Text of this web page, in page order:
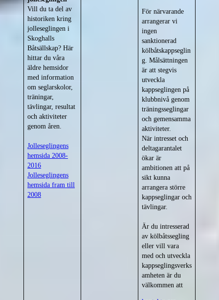
Vill du ta del av
historiken kring
jolleseglingen i
Skoghalls
Båtsällskap? Här
hittar du våra
äldre hemsidor
med information
om seglarskolor,
träningar,
tävlingar, resultat
och aktiviteter
genom åren.
Jolleseglingens
hemsida 2008-
2016
Jolleseglingens
hemsida fram till
2008
För närvarande
arrangerar vi
ingen
sanktionerad
kölbåtskappseglin
g. Målsättningen
är att stegvis
utveckla
kappseglingen på
klubbnivå genom
träningsseglingar
och gemensamma
aktiviteter.
När intresset och
deltagarantalet
ökar är
ambitionen att på
sikt kunna
arrangera större
kappseglingar och
tävlingar.
Är du intresserad
av kölbåtssegling
eller vill vara
med och utveckla
kappseglingsverks
amheten är du
välkommen att